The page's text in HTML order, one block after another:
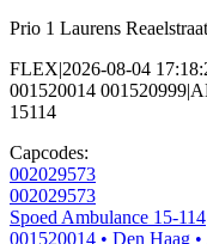
Prio 1 Laurens
FLEX|2026-08-04
001520014
15114
Capcodes:
002029573
002029573
Spoed Ambulance 15-114
001520014 • Den Haag